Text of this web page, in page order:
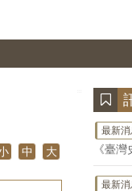
中 大
最新消
《臺
最新消